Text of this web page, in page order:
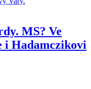
MS? Ve
i Hadamczikovi